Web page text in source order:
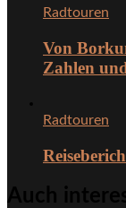
Radtouren
Von
Zahlen
Radtouren
Auch